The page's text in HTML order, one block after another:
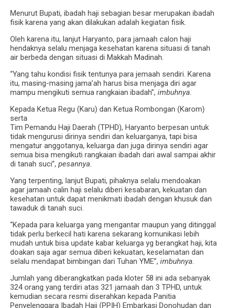
Menurut Bupati, ibadah haji sebagian besar merupakan ibadah
fisik karena yang akan dilakukan adalah kegiatan fisik.
Oleh karena itu, lanjut Haryanto, para jamaah calon haji
hendaknya selalu menjaga kesehatan karena situasi di tanah
air berbeda dengan situasi di Makkah Madinah.
“Yang tahu kondisi fisik tentunya para jemaah sendiri. Karena
itu, masing-masing jama’ah harus bisa menjaga diri agar
mampu mengikuti semua rangkaian ibadah”, imbuhnya.
Kepada Ketua Regu (Karu) dan Ketua Rombongan (Karom)
serta
Tim Pemandu Haji Daerah (TPHD), Haryanto berpesan untuk
tidak mengurusi dirinya sendiri dan keluarganya, tapi bisa
mengatur anggotanya, keluarga dan juga dirinya sendiri agar
semua bisa mengikuti rangkaian ibadah dari awal sampai akhir
di tanah suci”, pesannya.
Yang terpenting, lanjut Bupati, pihaknya selalu mendoakan
agar jamaah calin haji selalu diberi kesabaran, kekuatan dan
kesehatan untuk dapat menikmati ibadah dengan khusuk dan
tawaduk di tanah suci.
“Kepada para keluarga yang mengantar maupun yang ditinggal
tidak perlu berkecil hati karena sekarang komunikasi lebih
mudah untuk bisa update kabar keluarga yg berangkat haji, kita
doakan saja agar semua diberi kekuatan, keselamatan dan
selalu mendapat bimbingan dari Tuhan YME”, imbuhnya.
Jumlah yang diberangkatkan pada kloter 58 ini ada sebanyak
324 orang yang terdiri atas 321 jamaah dan 3 TPHD, untuk
kemudian secara resmi diserahkan kepada Panitia
Penyelenggara Ibadah Haji (PPIH) Embarkasi Donohudan dan